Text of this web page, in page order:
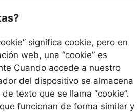
significa cookie, pero en
web, una “cookie” es
Cuando accede a nuestro
del dispositivo se almacena
texto que se llama “cookie”.
funcionan de forma similar y